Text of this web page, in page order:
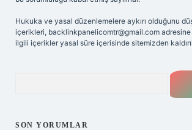
Hukuka ve yasal düzenlemelere aykırı olduğunu
içerikleri, backlinkpanelicomtr@gmail.com
ilgili içerikler yasal süre içerisinde sitemizden
SON YORUMLAR